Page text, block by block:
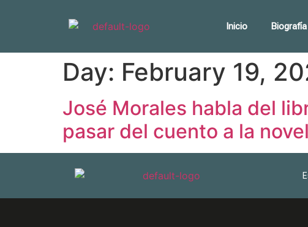
Inicio Biografía
Day: February 19,
José Morales habla del
pasar del cuento a la